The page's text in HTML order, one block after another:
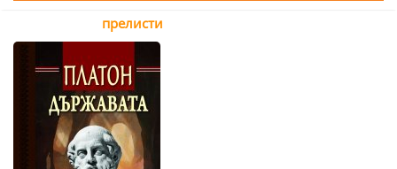
прелисти